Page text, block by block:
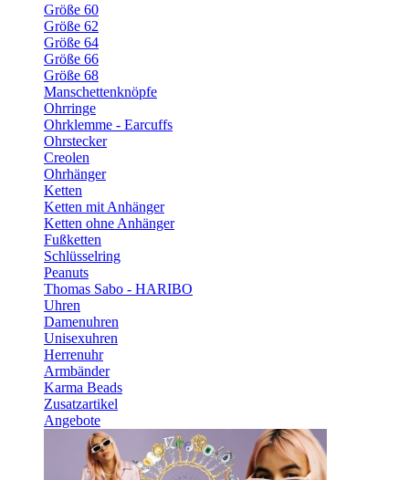
Größe 60
Größe 62
Größe 64
Größe 66
Größe 68
Manschettenknöpfe
Ohrringe
Ohrklemme - Earcuffs
Ohrstecker
Creolen
Ohrhänger
Ketten
Ketten mit Anhänger
Ketten ohne Anhänger
Fußketten
Schlüsselring
Peanuts
Thomas Sabo - HARIBO
Uhren
Damenuhren
Unisexuhren
Herrenuhr
Armbänder
Karma Beads
Zusatzartikel
Angebote